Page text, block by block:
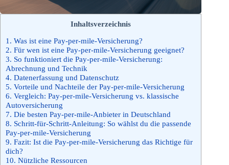
Inhaltsverzeichnis
1. Was ist eine Pay-per-mile-Versicherung?
2. Für wen ist eine Pay-per-mile-Versicherung geeignet?
3. So funktioniert die Pay-per-mile-Versicherung:
Abrechnung und Technik
4. Datenerfassung und Datenschutz
5. Vorteile und Nachteile der Pay-per-mile-Versicherung
6. Vergleich: Pay-per-mile-Versicherung vs. klassische
Autoversicherung
7. Die besten Pay-per-mile-Anbieter in Deutschland
8. Schritt-für-Schritt-Anleitung: So wählst du die passende
Pay-per-mile-Versicherung
9. Fazit: Ist die Pay-per-mile-Versicherung das Richtige für
dich?
10. Nützliche Ressourcen